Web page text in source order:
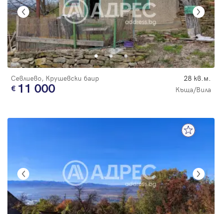
Севлиево, Крушевски баир 28 кв.м.
11 000 Къща/Вила